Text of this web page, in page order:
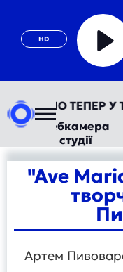
HD
Play
ТЕПЕР У
Вебкамера
студії
"Ave
Артем